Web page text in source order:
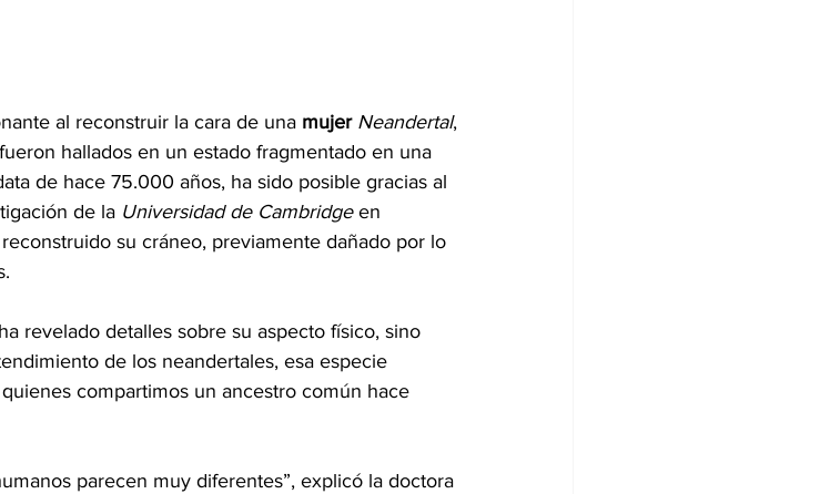
al reconstruir la cara de una mujer Neandertal,
hallados en un estado fragmentado en una
de hace 75.000 años, ha sido posible gracias al
de la Universidad de Cambridge en
su cráneo, previamente dañado por lo
revelado detalles sobre su aspecto físico, sino
de los neandertales, esa especie
compartimos un ancestro común hace
parecen muy diferentes”, explicó la doctora